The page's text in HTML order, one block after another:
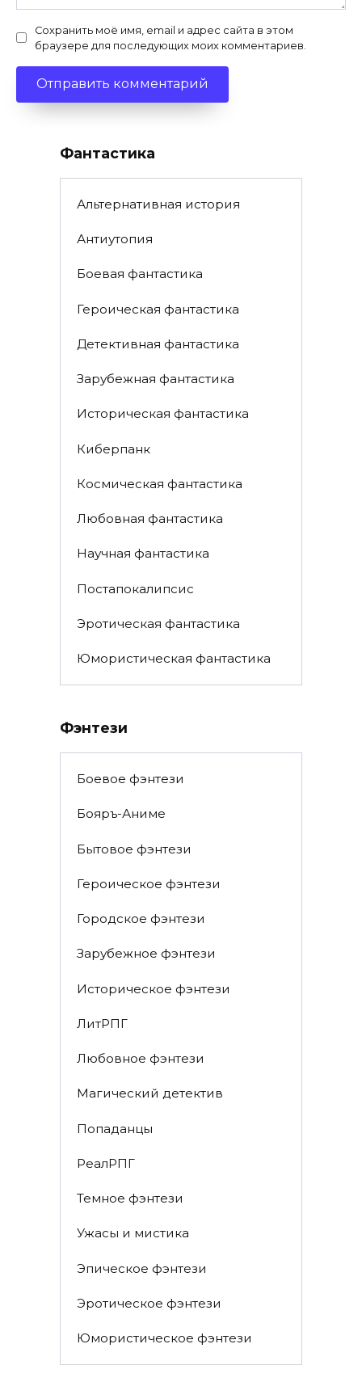
Сохранить моё имя, email и адрес сайта в этом
браузере для последующих моих комментариев.
Фантастика
Альтернативная история
Антиутопия
Боевая фантастика
Героическая фантастика
Детективная фантастика
Зарубежная фантастика
Историческая фантастика
Киберпанк
Космическая фантастика
Любовная фантастика
Научная фантастика
Постапокалипсис
Эротическая фантастика
Юмористическая фантастика
Фэнтези
Боевое фэнтези
Бояръ-Аниме
Бытовое фэнтези
Героическое фэнтези
Городское фэнтези
Зарубежное фэнтези
Историческое фэнтези
ЛитРПГ
Любовное фэнтези
Магический детектив
Попаданцы
РеалРПГ
Темное фэнтези
Ужасы и мистика
Эпическое фэнтези
Эротическое фэнтези
Юмористическое фэнтези